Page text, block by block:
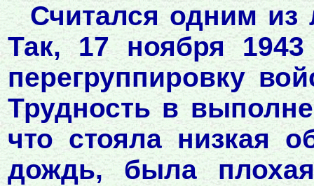
Считался одним из
Так, 17 ноября
перегруппировку
Трудность в
что стояла низкая
дождь, была